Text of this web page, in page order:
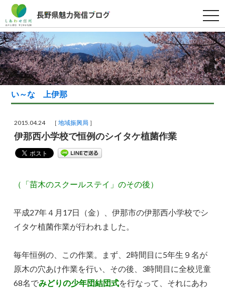
t
o
g
g
l
e
n
a
v
i
t
い～な 上伊那
2015.04.24 ［地域振興局 ］
伊那西小学校で恒例のシイタケ植菌作業
（「苗木のスクールステイ」のその後）
平成27年４月17日（金）、伊那市の伊那西小学校でシ
イタケ植菌作業が行われました。
毎年恒例の、この作業。まず、2時間目に5年生９名が
原木の穴あけ作業を行い、その後、3時間目に全校児童
68名でみどりの少年団結団式を行なって、それにあわ